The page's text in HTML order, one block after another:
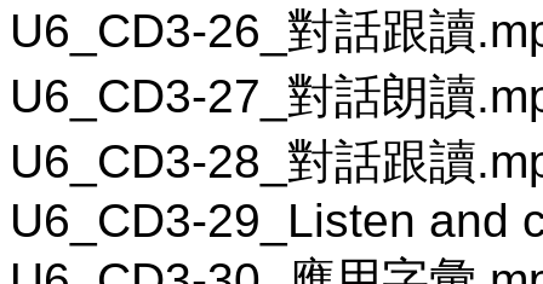
U6_CD3-26_對話跟讀
U6_CD3-27_對話朗讀
U6_CD3-28_對話跟讀
U6_CD3-29_Listen and